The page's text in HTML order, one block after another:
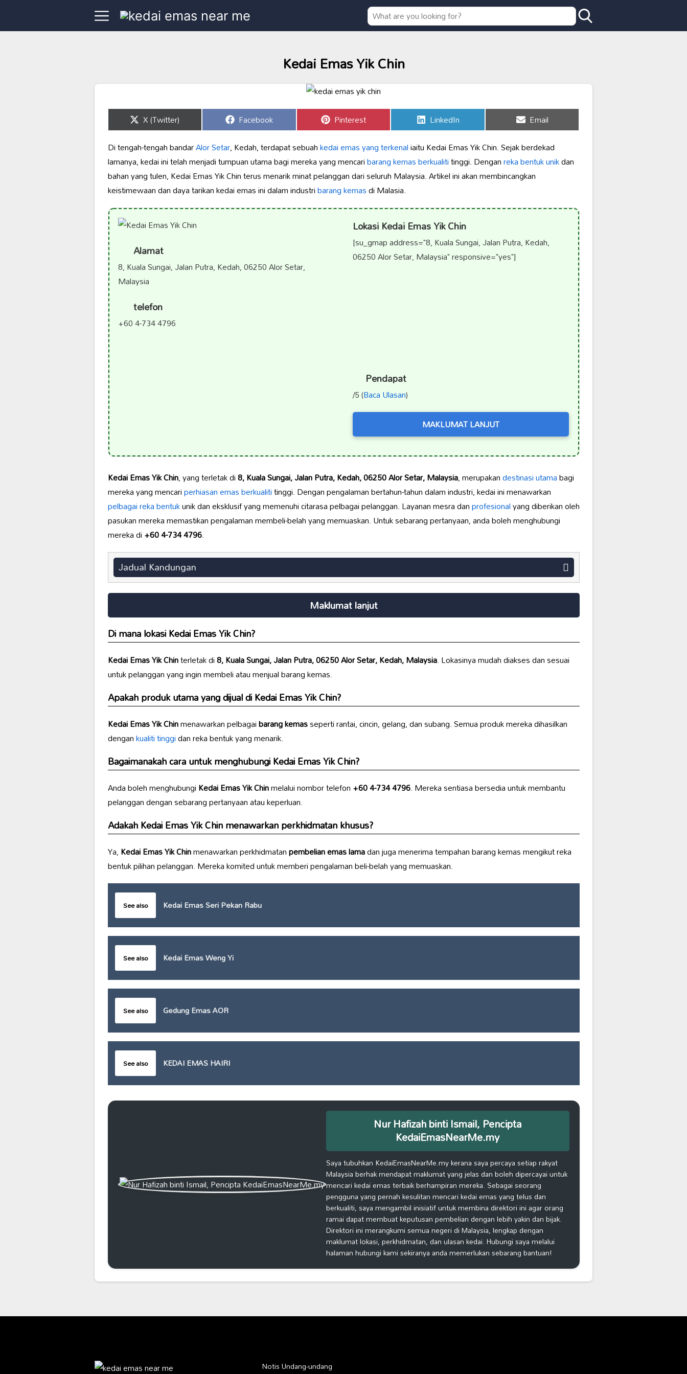
Kedai Emas Yik Chin
Share
on
X (Twitter) Share
on
Facebook Share
on
Pinterest Share
on
LinkedIn Share
on
Email
Di tengah-tengah bandarAlor Setar, Kedah, terdapat sebuahkedai emas yang terkenaliaitu Kedai Emas Yik Chin. Sejak berdekad
lamanya, kedai ini telah menjadi tumpuan utama bagi mereka yang mencaribarang kemas berkualititinggi. Denganreka bentuk unikdan
bahan yang tulen, Kedai Emas Yik Chin terus menarik minat pelanggan dari seluruh Malaysia. Artikel ini akan membincangkan
keistimewaan dan daya tarikan kedai emas ini dalam industribarang kemasdi Malasia.
Alamat
8, Kuala Sungai, Jalan Putra, Kedah, 06250 Alor Setar,
Malaysia
telefon
+60 4-734 4796
Lokasi Kedai Emas Yik Chin
[su_gmap address="8, Kuala Sungai, Jalan Putra, Kedah,
06250 Alor Setar, Malaysia" responsive="yes"]
Pendapat
/5 (Baca Ulasan)
MAKLUMAT LANJUT
Kedai Emas Yik Chin, yang terletak di8, Kuala Sungai, Jalan Putra, Kedah, 06250 Alor Setar, Malaysia, merupakandestinasi utamabagi
mereka yang mencariperhiasan emas berkualititinggi. Dengan pengalaman bertahun-tahun dalam industri, kedai ini menawarkan
pelbagai reka bentukunik dan eksklusif yang memenuhi citarasa pelbagai pelanggan. Layanan mesra danprofesionalyang diberikan oleh
pasukan mereka memastikan pengalaman membeli-belah yang memuaskan. Untuk sebarang pertanyaan, anda boleh menghubungi
mereka di+60 4-734 4796.
Jadual Kandungan
Maklumat lanjut
Di mana lokasiKedai Emas Yik Chin?
Kedai Emas Yik Chinterletak di8, Kuala Sungai, Jalan Putra, 06250 Alor Setar, Kedah, Malaysia. Lokasinya mudah diakses dan sesuai
untuk pelanggan yang ingin membeli atau menjual barang kemas.
Apakah produk utama yang dijual diKedai Emas Yik Chin?
Kedai Emas Yik Chinmenawarkan pelbagaibarang kemasseperti rantai, cincin, gelang, dan subang. Semua produk mereka dihasilkan
dengankualiti tinggidan reka bentuk yang menarik.
Bagaimanakah cara untuk menghubungiKedai Emas Yik Chin?
Anda boleh menghubungiKedai Emas Yik Chinmelalui nombor telefon+60 4-734 4796. Mereka sentiasa bersedia untuk membantu
pelanggan dengan sebarang pertanyaan atau keperluan.
AdakahKedai Emas Yik Chinmenawarkan perkhidmatan khusus?
Ya,Kedai Emas Yik Chinmenawarkan perkhidmatanpembelian emas lamadan juga menerima tempahan barang kemas mengikut reka
bentuk pilihan pelanggan. Mereka komited untuk memberi pengalaman beli-belah yang memuaskan.
See also Kedai Emas Seri Pekan Rabu
See also Kedai Emas Weng Yi
See also Gedung Emas AOR
See also KEDAI EMAS HAIRI
Nur Hafizah binti Ismail, Pencipta
KedaiEmasNearMe.my
Saya tubuhkan KedaiEmasNearMe.my kerana saya percaya setiap rakyat
Malaysia berhak mendapat maklumat yang jelas dan boleh dipercayai untuk
mencari kedai emas terbaik berhampiran mereka. Sebagai seorang
pengguna yang pernah kesulitan mencari kedai emas yang telus dan
berkualiti, saya mengambil inisiatif untuk membina direktori ini agar orang
ramai dapat membuat keputusan pembelian dengan lebih yakin dan bijak.
Direktori ini merangkumi semua negeri di Malaysia, lengkap dengan
maklumat lokasi, perkhidmatan, dan ulasan kedai. Hubungi saya melalui
halaman hubungi kami sekiranya anda memerlukan sebarang bantuan!
Notis Undang-undang